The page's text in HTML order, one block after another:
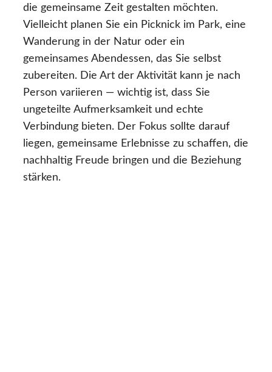
die gemeinsame Zeit gestalten möchten.
Vielleicht planen Sie ein Picknick im Park, eine
Wanderung in der Natur oder ein
gemeinsames Abendessen, das Sie selbst
zubereiten. Die Art der Aktivität kann je nach
Person variieren — wichtig ist, dass Sie
ungeteilte Aufmerksamkeit und echte
Verbindung bieten. Der Fokus sollte darauf
liegen, gemeinsame Erlebnisse zu schaffen, die
nachhaltig Freude bringen und die Beziehung
stärken.